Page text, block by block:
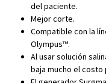
del paciente.
Mejor corte.
Compatible con la
Olympus™.
Al usar solución
baja mucho el costo